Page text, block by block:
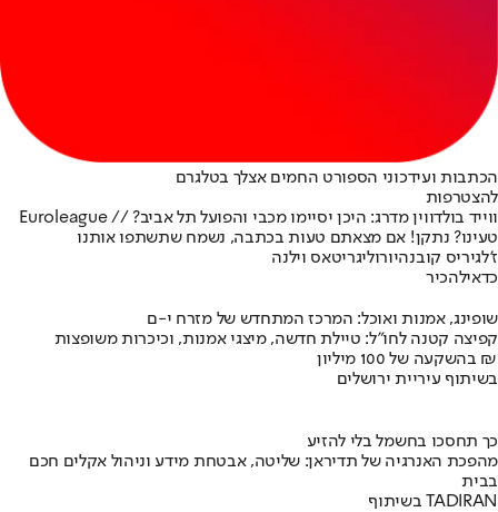
הכתבות ועידכוני הספורט החמים אצלך בטלגרם
להצטרפות
ווייד בולדווין מדרג: היכן יסיימו מכבי והפועל תל אביב? // Euroleague
טעינו? נתקן! אם מצאתם טעות בכתבה, נשמח שתשתפו אותנו
ז'לגיריס קובנהיורוליגריטאס וילנה
כדאילהכיר
שופינג, אמנות ואוכל: המרכז המתחדש של מזרח י-ם
קפיצה קטנה לחו"ל: טיילת חדשה, מיצגי אמנות, וכיכרות משופצות
בהשקעה של 100 מיליון ₪
בשיתוף עיריית ירושלים
כך תחסכו בחשמל בלי להזיע
מהפכת האנרגיה של תדיראן: שליטה, אבטחת מידע וניהול אקלים חכם
בבית
בשיתוף TADIRAN